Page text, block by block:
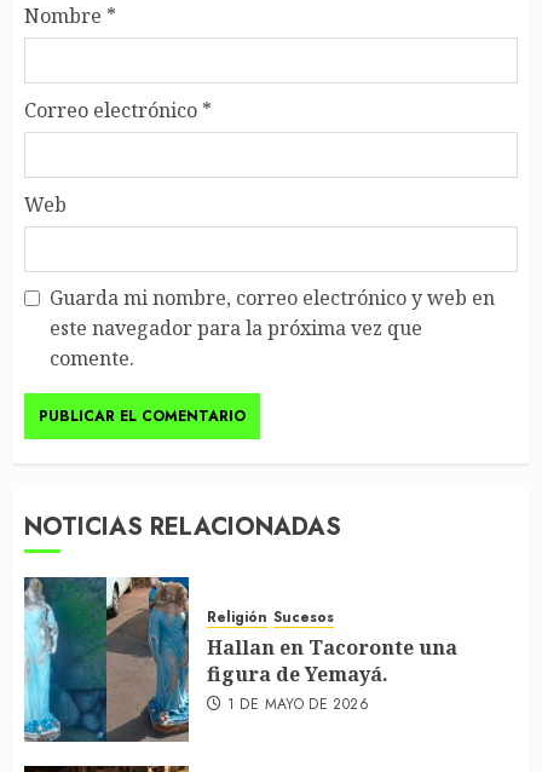
Nombre *
Correo electrónico *
Web
Guarda mi nombre, correo electrónico y web en
este navegador para la próxima vez que
comente.
NOTICIAS RELACIONADAS
Religión Sucesos
Hallan en Tacoronte una
figura de Yemayá.
1 DE MAYO DE 2026